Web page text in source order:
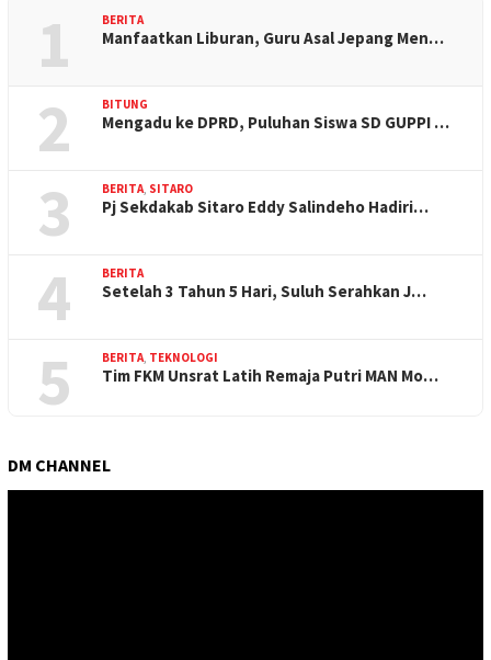
1 BERITA
Manfaatkan Liburan, Guru Asal Jepang Men…
2 BITUNG
Mengadu ke DPRD, Puluhan Siswa SD GUPPI …
3 BERITA SITARO
Pj Sekdakab Sitaro Eddy Salindeho Hadiri…
4 BERITA
Setelah 3 Tahun 5 Hari, Suluh Serahkan J…
5 BERITA TEKNOLOGI
Tim FKM Unsrat Latih Remaja Putri MAN Mo…
DM CHANNEL